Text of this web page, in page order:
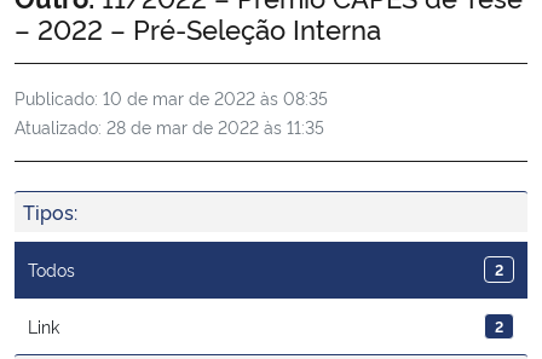
Ministério da Agricultura, Pecuária e Abastecimento
Ministério da Educação
Ministério da Cidadania
Ministério da Saúde
Ministério de Minas e Energia
– 2022 – Pré-Seleção Interna
Publicado: 10 de mar de 2022 às 08:35
Atualizado: 28 de mar de 2022 às 11:35
Tipos:
Todos 2
Link 2